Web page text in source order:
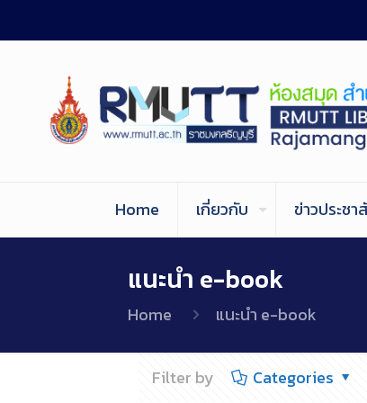
Home เกี่ยวกับ ข่าวประช
แนะนำ e-book
Home แนะนำ e-book
Filter by Categories